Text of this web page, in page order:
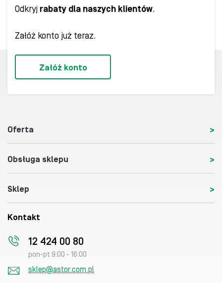
Odkryj rabaty dla naszych klientów.
Załóż konto już teraz.
Załóż konto
Oferta
Obsługa sklepu
Sklep
Kontakt
12 424 00 80
pon-pt 9:00 - 16:00
sklep@astor.com.pl